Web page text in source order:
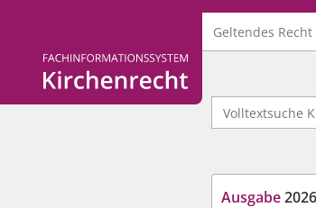
Logo Fachinformationssystem Kirchenrecht
Geltendes Recht
Volltextsuche
Ausgabe